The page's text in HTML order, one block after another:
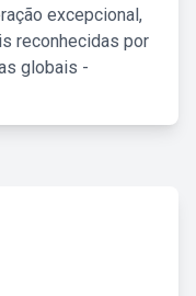
excepcional,
reconhecidas por
globais -